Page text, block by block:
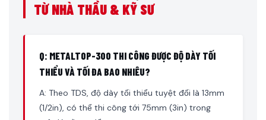
TỪ NHÀ THẦU & KỸ SƯ
Q: METALTOP-300 THI CÔNG ĐƯỢC ĐỘ DÀY TỐI
THIỂU VÀ TỐI ĐA BAO NHIÊU?
A: Theo TDS, độ dày tối thiểu tuyệt đối là 13mm
(1/2in), có thể thi công tới 75mm (3in) trong